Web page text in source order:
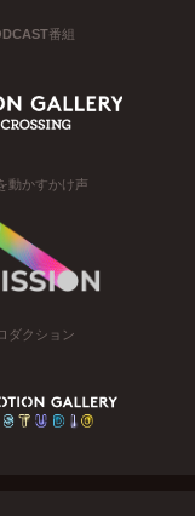
番組
動かすかけ声
ダクション